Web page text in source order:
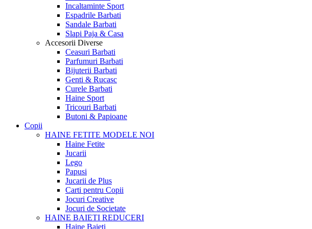
Incaltaminte Sport
Espadrile Barbati
Sandale Barbati
Slapi Paja & Casa
Accesorii Diverse
Ceasuri Barbati
Parfumuri Barbati
Bijuterii Barbati
Genti & Rucasc
Curele Barbati
Haine Sport
Tricouri Barbati
Butoni & Papioane
Copii
HAINE FETITE MODELE NOI
Haine Fetite
Jucarii
Lego
Papusi
Jucarii de Plus
Carti pentru Copii
Jocuri Creative
Jocuri de Societate
HAINE BAIETI REDUCERI
Haine Baieti